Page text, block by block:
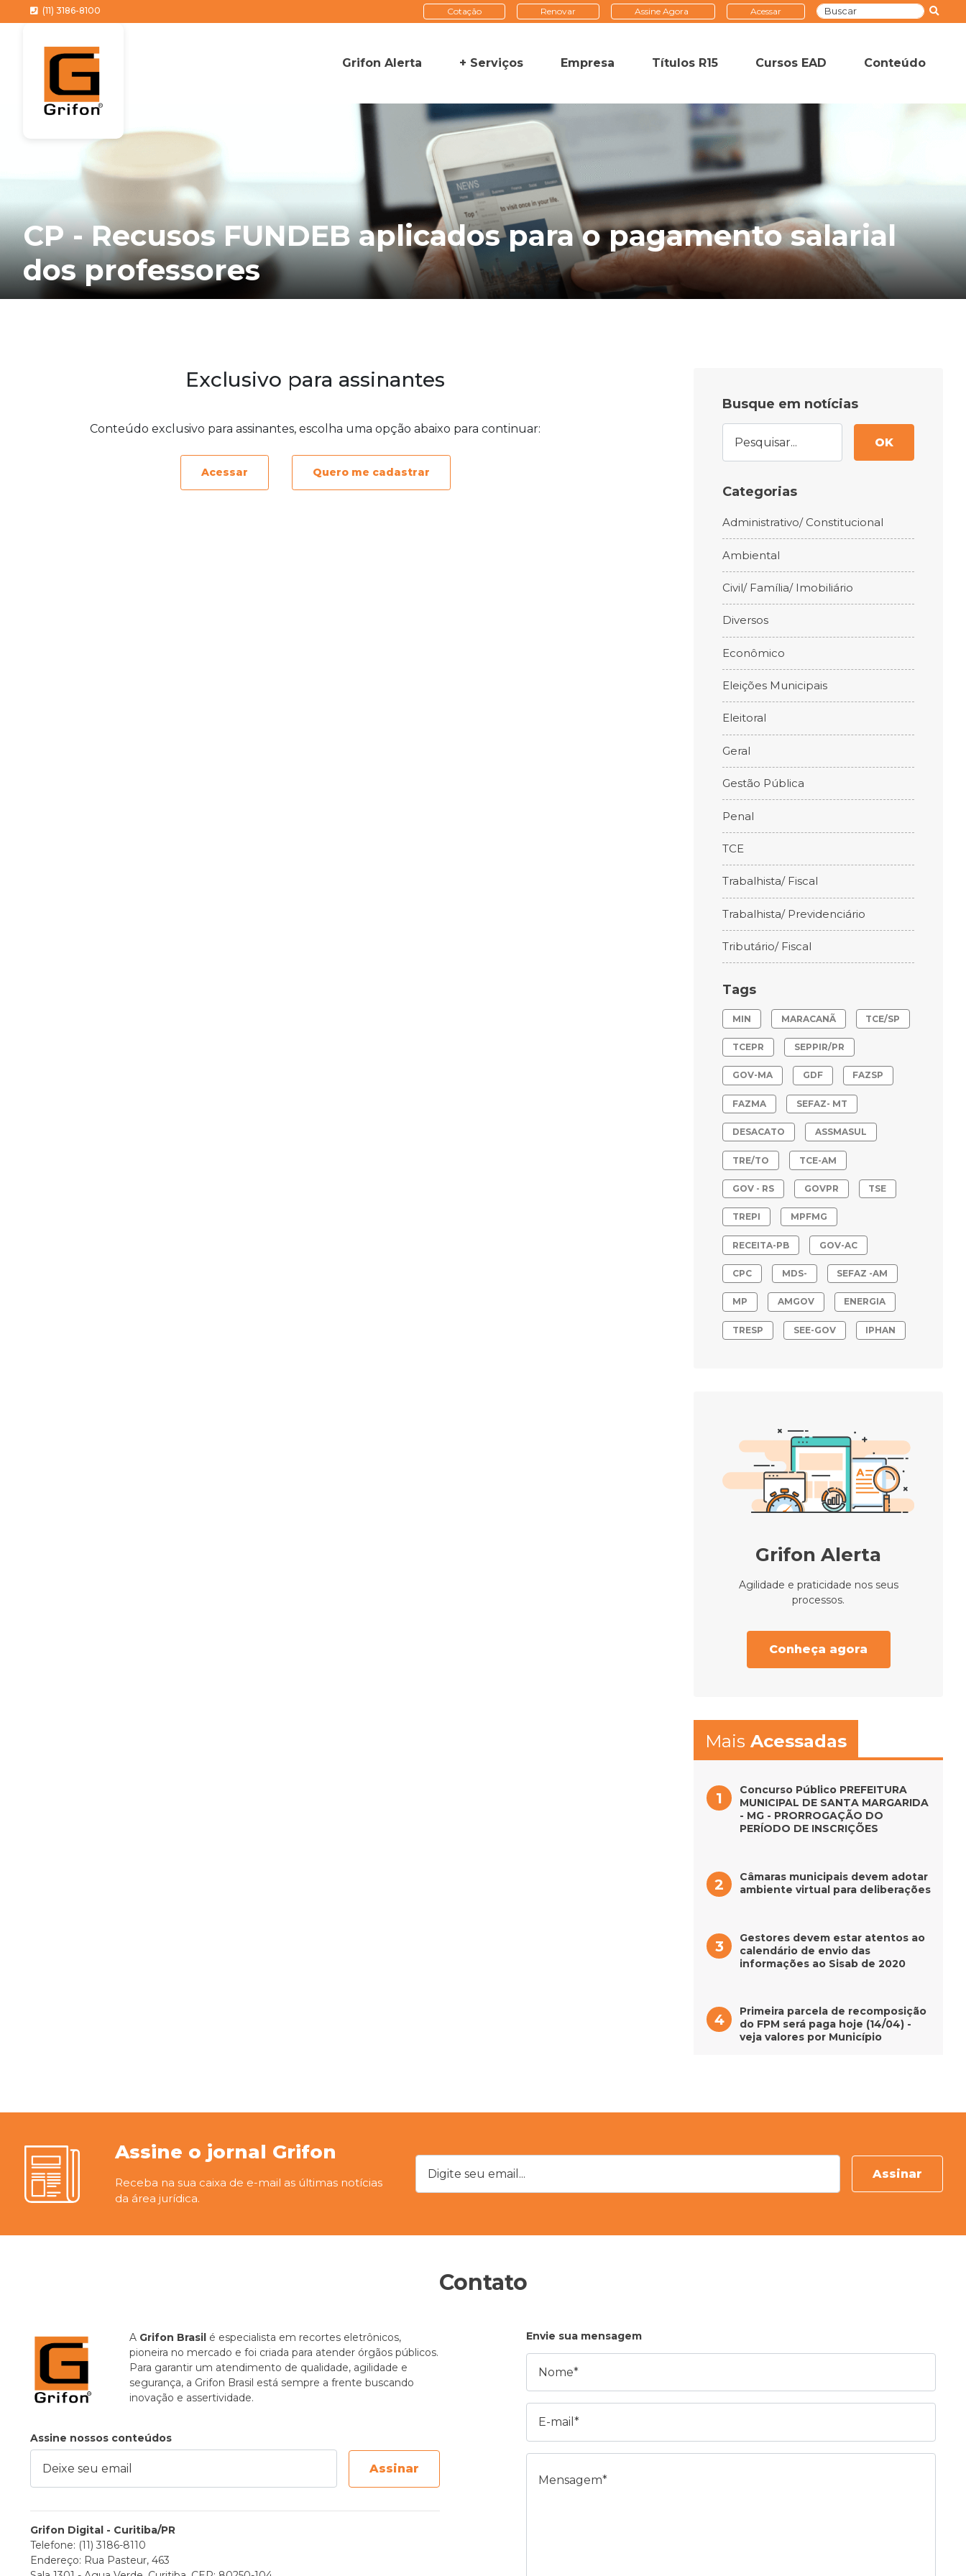
(11) 3186-8100 Cotação Renovar Assine Agora Acessar
Grifon Alerta + Serviços Empresa Títulos R15 Cursos EAD Conteúdo
CP - Recusos FUNDEB aplicados para o pagamento salarial
dos professores
Exclusivo para assinantes
Conteúdo exclusivo para assinantes, escolha uma opção abaixo para continuar:
Acessar Quero me cadastrar
Busque em notícias
OK
Categorias
Administrativo/ Constitucional
Ambiental
Civil/ Família/ Imobiliário
Diversos
Econômico
Eleições Municipais
Eleitoral
Geral
Gestão Pública
Penal
TCE
Trabalhista/ Fiscal
Trabalhista/ Previdenciário
Tributário/ Fiscal
Tags
MIN MARACANÃ TCE/SP
TCEPR SEPPIR/PR
GOV-MA GDF FAZSP
FAZMA SEFAZ- MT
DESACATO ASSMASUL
TRE/TO TCE-AM
GOV - RS GOVPR TSE
TREPI MPFMG
RECEITA-PB GOV-AC
CPC MDS- SEFAZ -AM
MP AMGOV ENERGIA
TRESP SEE-GOV IPHAN
Grifon Alerta
Agilidade e praticidade nos seus
processos.
Conheça agora
Mais Acessadas
Concurso Público PREFEITURA
MUNICIPAL DE SANTA MARGARIDA
- MG - PRORROGAÇÃO DO
PERÍODO DE INSCRIÇÕES
Câmaras municipais devem adotar
ambiente virtual para deliberações
Gestores devem estar atentos ao
calendário de envio das
informações ao Sisab de 2020
Primeira parcela de recomposição
do FPM será paga hoje (14/04) -
veja valores por Município
Assine o jornal Grifon
Receba na sua caixa de e-mail as últimas notícias
da área jurídica.
Digite seu email... Assinar
Contato
A Grifon Brasil é especialista em recortes eletrônicos,
pioneira no mercado e foi criada para atender órgãos públicos.
Para garantir um atendimento de qualidade, agilidade e
segurança, a Grifon Brasil está sempre a frente buscando
inovação e assertividade.
Assine nossos conteúdos
seu email Assinar
Grifon Digital - Curitiba/PR
Telefone: (11) 3186-8110
Endereço: Rua Pasteur, 463
Envie sua mensagem